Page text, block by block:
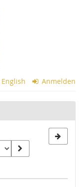
English Anmelden